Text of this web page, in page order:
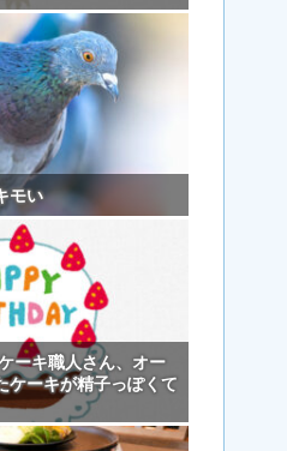
モい
ーキ職人さん、オー
ケーキが精子っぽくて